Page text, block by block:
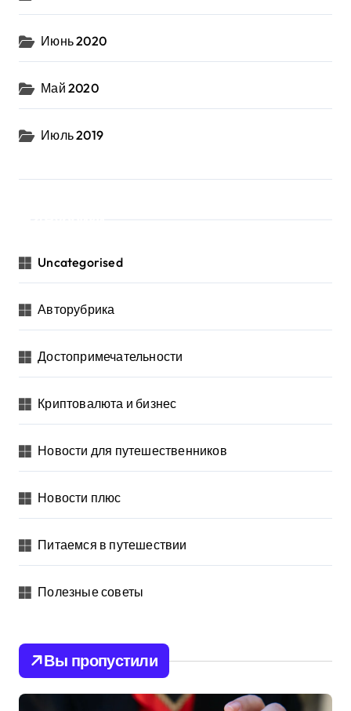
Июнь 2020
Май 2020
Июль 2019
Uncategorised
Авторубрика
Достопримечательности
Криптовалюта и бизнес
Новости для путешественников
Новости плюс
Питаемся в путешествии
Полезные советы
Вы пропустили